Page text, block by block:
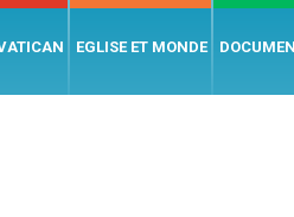
EGLISE ET MONDE